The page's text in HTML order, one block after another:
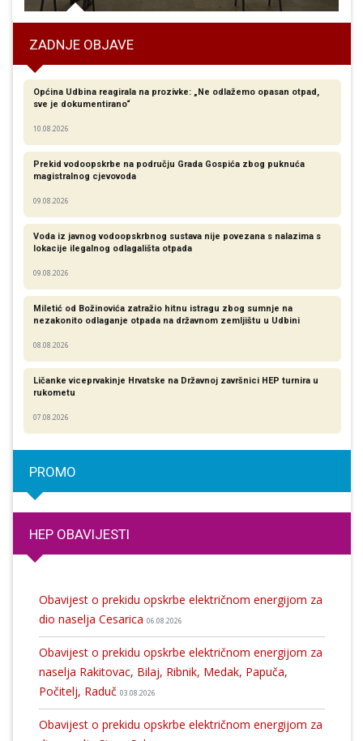
ZADNJE OBJAVE
Općina Udbina reagirala na prozivke: „Ne odlažemo opasan otpad,
sve je dokumentirano“
10.08.2026
Prekid vodoopskrbe na području Grada Gospića zbog puknuća
magistralnog cjevovoda
09.08.2026
Voda iz javnog vodoopskrbnog sustava nije povezana s nalazima s
lokacije ilegalnog odlagališta otpada
09.08.2026
Miletić od Božinovića zatražio hitnu istragu zbog sumnje na
nezakonito odlaganje otpada na državnom zemljištu u Udbini
08.08.2026
Ličanke viceprvakinje Hrvatske na Državnoj završnici HEP turnira u
rukometu
07.08.2026
PROMO
HEP OBAVIJESTI
Obavijest o prekidu opskrbe električnom energijom za
dio naselja Cesarica 06.08.2026
Obavijest o prekidu opskrbe električnom energijom za
naselja Rakitovac, Bilaj, Ribnik, Medak, Papuča,
Počitelj, Raduč 03.08.2026
Obavijest o prekidu opskrbe električnom energijom za